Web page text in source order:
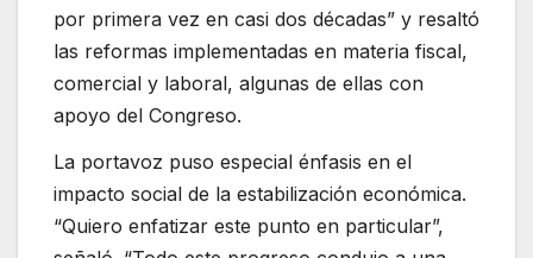
por primera vez en casi dos décadas” y resaltó
las reformas implementadas en materia fiscal,
comercial y laboral, algunas de ellas con
apoyo del Congreso.
La portavoz puso especial énfasis en el
impacto social de la estabilización económica.
“Quiero enfatizar este punto en particular”,